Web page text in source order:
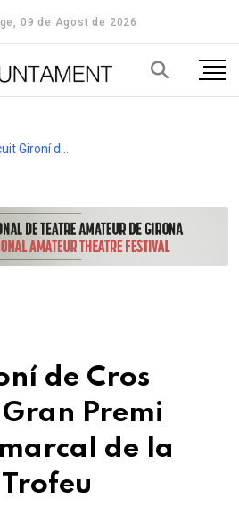
09 de Agost de 2026
de Cros
Premi
de la